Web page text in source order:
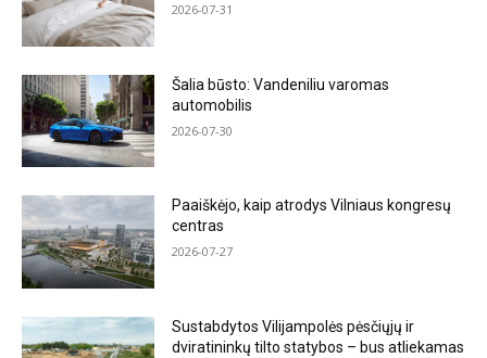
2026-07-31
Šalia būsto: Vandeniliu varomas
automobilis
2026-07-30
Paaiškėjo, kaip atrodys Vilniaus kongresų
centras
2026-07-27
Sustabdytos Vilijampolės pėsčiųjų ir
dviratininkų tilto statybos – bus atliekamas